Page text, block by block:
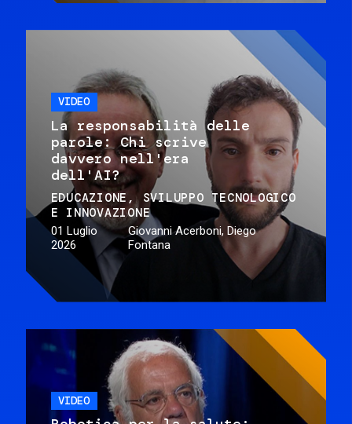
VIDEO
La responsabilità delle
parole: Chi scrive
davvero nell'era
dell'AI?
EDUCAZIONE
SVILUPPO TECNOLOGICO
E INNOVAZIONE
01 Luglio
2026
Giovanni Acerboni, Diego
Fontana
VIDEO